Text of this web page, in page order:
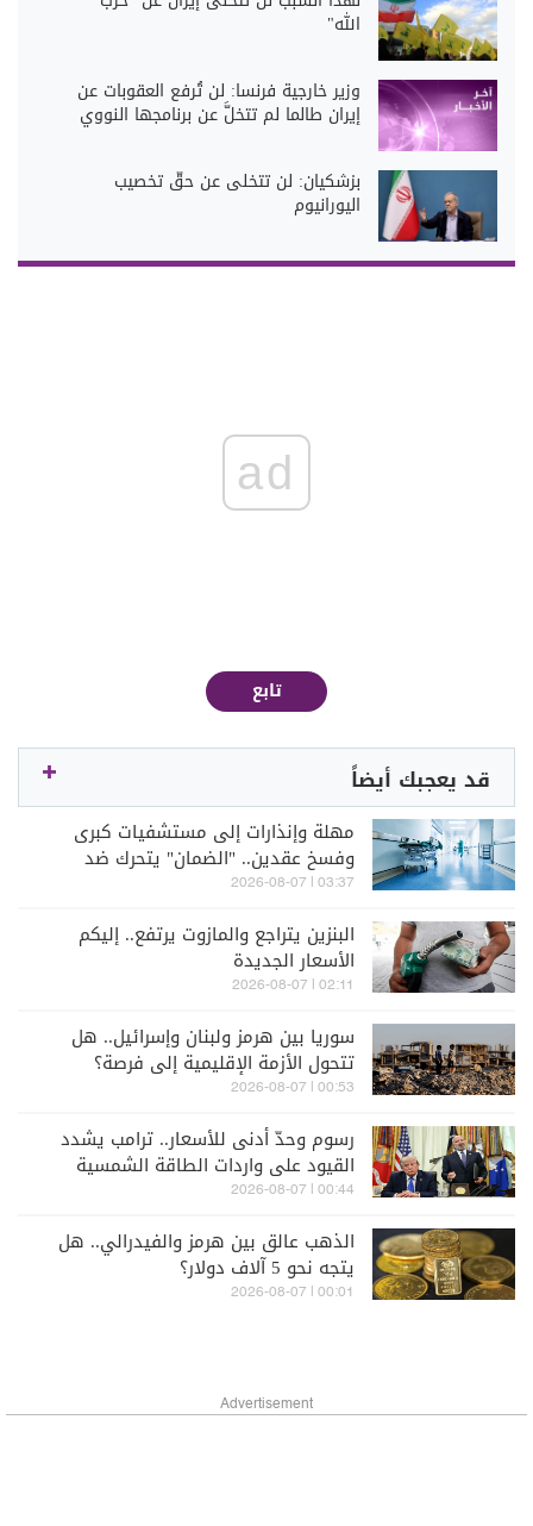
الله"
وزير خارجية فرنسا: لن تُرفع العقوبات عن
إيران طالما لم تتخلَّ عن برنامجها النووي
بزشكيان: لن تتخلى عن حقّ تخصيب
اليورانيوم
ad
تابع
قد يعجبك أيضاً
مهلة وإنذارات إلى مستشفيات كبرى
وفسخ عقدين.. "الضمان" يتحرك ضد
فروقات المستشفيات
03:37 | 2026-08-07
البنزين يتراجع والمازوت يرتفع.. إليكم
الأسعار الجديدة
02:11 | 2026-08-07
سوريا بين هرمز ولبنان وإسرائيل.. هل
تتحول الأزمة الإقليمية إلى فرصة؟
00:53 | 2026-08-07
رسوم وحدّ أدنى للأسعار.. ترامب يشدد
القيود على واردات الطاقة الشمسية
00:44 | 2026-08-07
الذهب عالق بين هرمز والفيدرالي.. هل
يتجه نحو 5 آلاف دولار؟
00:01 | 2026-08-07
Advertisement